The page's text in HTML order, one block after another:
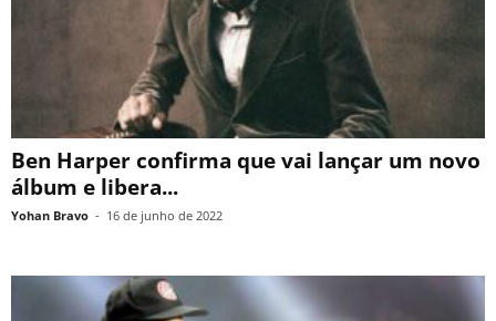
Ben Harper confirma que vai lançar um novo
álbum e libera...
Yohan Bravo - 16 de junho de 2022